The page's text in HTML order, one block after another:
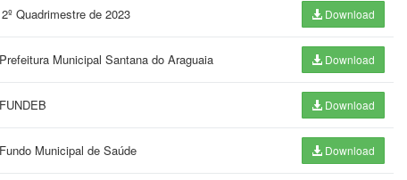
Quadrimestre de 2023 Download
Municipal Santana do Araguaia Download
Download
Municipal de Saúde Download